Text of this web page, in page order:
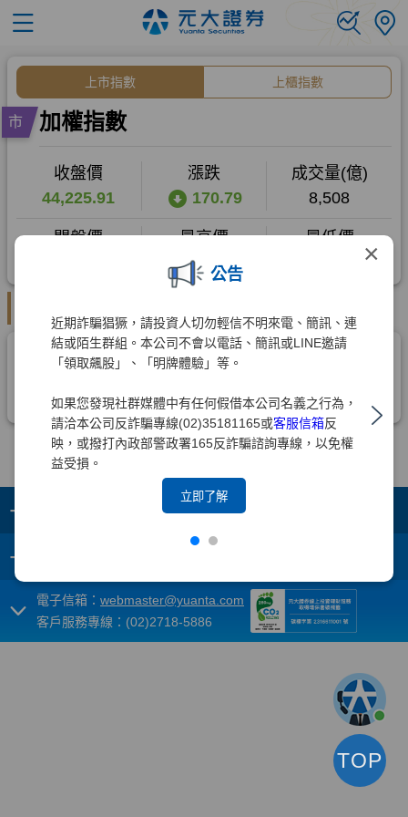
×
公告
近期詐騙猖獗，請投資人切勿輕信不明來電、簡訊、連
結或陌生群組。本公司不會以電話、簡訊或LINE邀請
「領取飆股」、「明牌體驗」等。
如果您發現社群媒體中有任何假借本公司名義之行為，
請洽本公司反詐騙專線(02)35181165或客服信箱反
映，或撥打內政部警政署165反詐騙諮詢專線，以免權
益受損。
立即了解
+
+
電子信箱： webmaster@yuanta.com
客戶服務專線：(02)2718-5886
TOP